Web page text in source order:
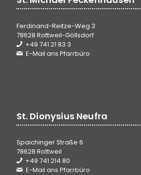
Ferdinand-Reitze-Weg 3
78628 Rottweil-Göllsdorf
+49 741 21 83 3
E-Mail ans Pfarrbüro
St. Dionysius Neufra
Spaichinger Straße 6
78628 Rottweil
+49 741 214 80
E-Mail ans Pfarrbüro